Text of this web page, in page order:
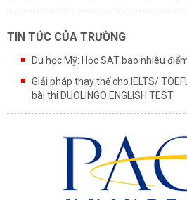
TIN TỨC CỦA TRƯỜNG
Du học Mỹ: Học SAT bao nhiêu
Giải pháp thay thế cho IELTS/
bài thi DUOLINGO ENGLISH TEST